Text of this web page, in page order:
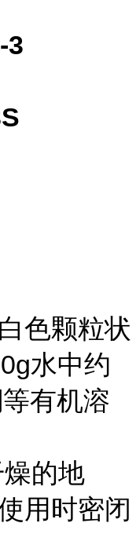
3
色颗粒状
水中约
有机溶
的地
用时密闭